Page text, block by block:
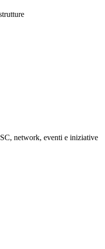
network, eventi e iniziative